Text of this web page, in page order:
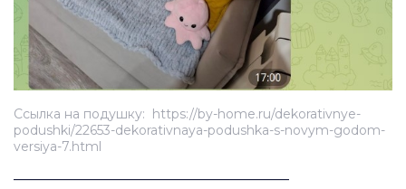
Ссылка на подушку: https://by-home.ru/dekorativnye-
podushki/22653-dekorativnaya-podushka-s-novym-godom-
versiya-7.html